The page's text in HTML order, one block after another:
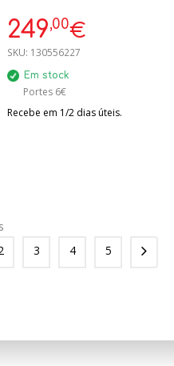
249,00€
SKU: 130556227
Em stock
Portes 6€
Recebe em 1/2 dias úteis.
3 4 5